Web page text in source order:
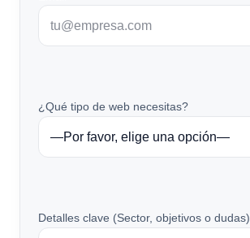
¿Qué tipo de web necesitas?
Detalles clave (Sector, objetivos o dudas)